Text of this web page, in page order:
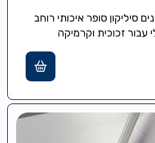
סיליקון סופר איכותי רוחב
עבור זכוכית וקרמיקה